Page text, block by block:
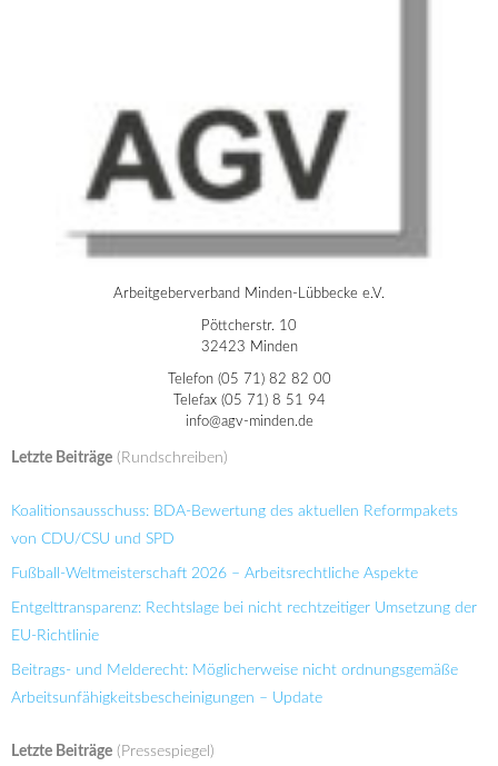
Arbeitgeberverband Minden-Lübbecke e.V.
Pöttcherstr. 10
32423 Minden
Telefon (05 71) 82 82 00
Telefax (05 71) 8 51 94
info@agv-minden.de
Letzte Beiträge (Rundschreiben)
Koalitionsausschuss: BDA-Bewertung des aktuellen Reformpakets
von CDU/CSU und SPD
Fußball-Weltmeisterschaft 2026 – Arbeitsrechtliche Aspekte
Entgelttransparenz: Rechtslage bei nicht rechtzeitiger Umsetzung der
EU-Richtlinie
Beitrags- und Melderecht: Möglicherweise nicht ordnungsgemäße
Arbeitsunfähigkeitsbescheinigungen – Update
Letzte Beiträge (Pressespiegel)